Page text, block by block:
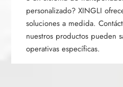
personalizado? XINGLI
soluciones a medida.
nuestros productos pueden
operativas específicas.